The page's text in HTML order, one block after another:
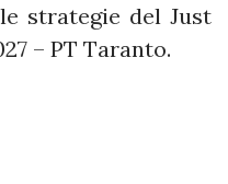
strategie del Just
– PT Taranto.